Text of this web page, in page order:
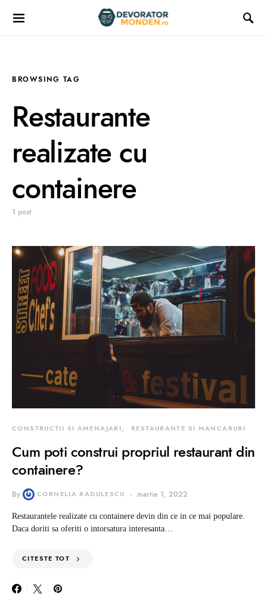
BROWSING TAG
Restaurante
realizate cu
containere
1 post
CONSTRUCTII SI AMENAJARI RESTAURANTE SI MANCARURI
Cum poti construi propriul restaurant din
containere?
By CORNELIA RADULESCU martie 1, 2022
Restaurantele realizate cu containere devin din ce in ce mai populare.
Daca doriti sa oferiti o intorsatura interesanta…
CITESTE TOT